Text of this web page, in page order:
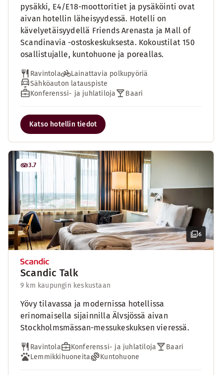
pysäkki, E4/E18-moottoritiet ja pysäköinti ovat
aivan hotellin läheisyydessä. Hotelli on
kävelyetäisyydellä Friends Arenasta ja Mall of
Scandinavia -ostoskeskuksesta. Kokoustilat 150
osallistujalle, kuntohuone ja poreallas.
Ravintola
Lainattavia polkupyöriä
Sähköauton latauspiste
Konferenssi- ja juhlatiloja
Baari
Katso hotellin tiedot
6
3.7
Scandic Talk
9 km kaupungin keskustaan
Yövy tilavassa ja modernissa hotellissa
erinomaisella sijainnilla Älvsjössä aivan
Stockholmsmässan-messukeskuksen vieressä.
Ravintola Konferenssi- ja juhlatiloja
Baari
Lemmikkihuoneita
Kuntohuone